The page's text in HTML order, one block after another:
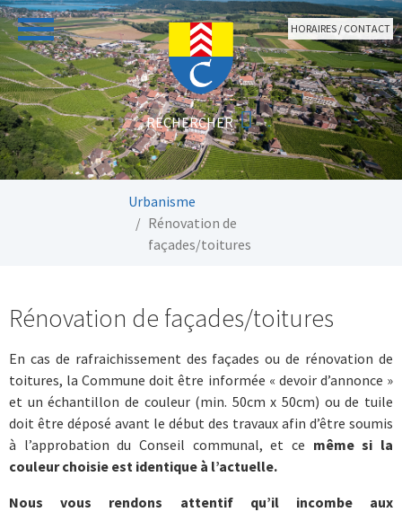
Aller au contenu principal
HORAIRES / CONTACT
Urbanisme
Rénovation de
façades/toitures
Rénovation de façades/toitures
En cas de rafraichissement des façades ou de rénovation de
toitures, la Commune doit être informée « devoir d’annonce »
et un échantillon de couleur (min. 50cm x 50cm) ou de tuile
doit être déposé avant le début des travaux afin d’être soumis
à l’approbation du Conseil communal, et ce même si la
couleur choisie est identique à l’actuelle.
Nous vous rendons attentif qu’il incombe aux